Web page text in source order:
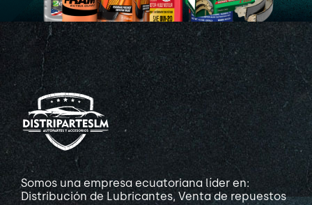
Somos una empresa ecuatoriana líder en:
Distribución de Lubricantes, Venta de repuestos